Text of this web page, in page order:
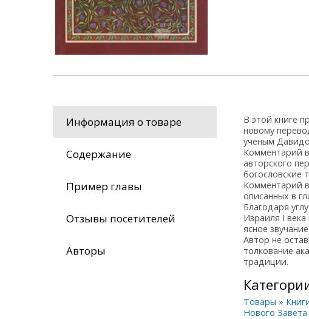
Информация о товаре
Содержание
Пример главы
Отзывы посетителей
Авторы
В этой книге
новому
ученым
Комментарий
авторского
богословские
Комментарий
описанных в
Благодаря
Израиля I
ясное звучание.
Автор не
толкование
традиции.
Товары »
Нового Завета